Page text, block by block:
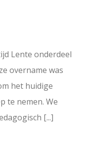
Lente onderdeel
overname was
het huidige
te nemen. We
[...]